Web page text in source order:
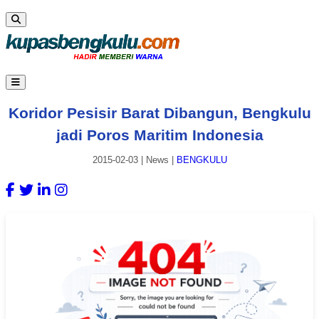
Koridor Pesisir Barat Dibangun, Bengkulu
jadi Poros Maritim Indonesia
2015-02-03| News BENGKULU